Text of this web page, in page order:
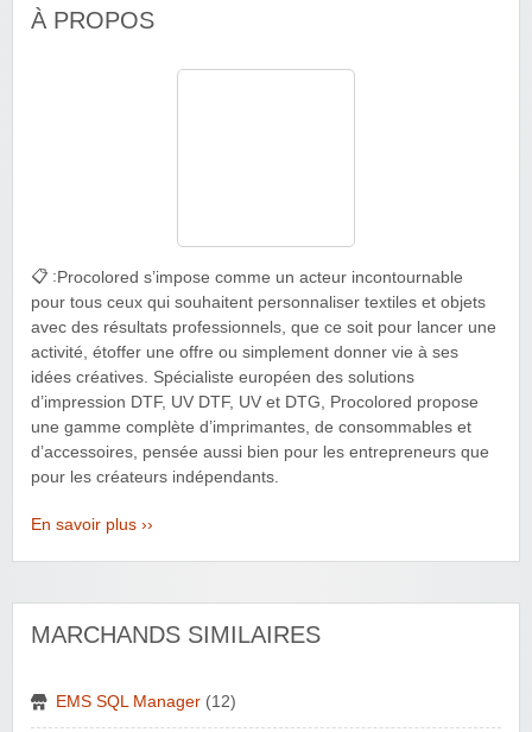
À PROPOS
📋 : Procolored s’impose comme un acteur incontournable
pour tous ceux qui souhaitent personnaliser textiles et objets
avec des résultats professionnels, que ce soit pour lancer une
activité, étoffer une offre ou simplement donner vie à ses
idées créatives. Spécialiste européen des solutions
d’impression DTF, UV DTF, UV et DTG, Procolored propose
une gamme complète d’imprimantes, de consommables et
d’accessoires, pensée aussi bien pour les entrepreneurs que
pour les créateurs indépendants.
En savoir plus ››
MARCHANDS SIMILAIRES
EMS SQL Manager (12)